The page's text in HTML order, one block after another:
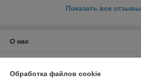
Показать все отзывы
О нас
Обработка файлов cookie